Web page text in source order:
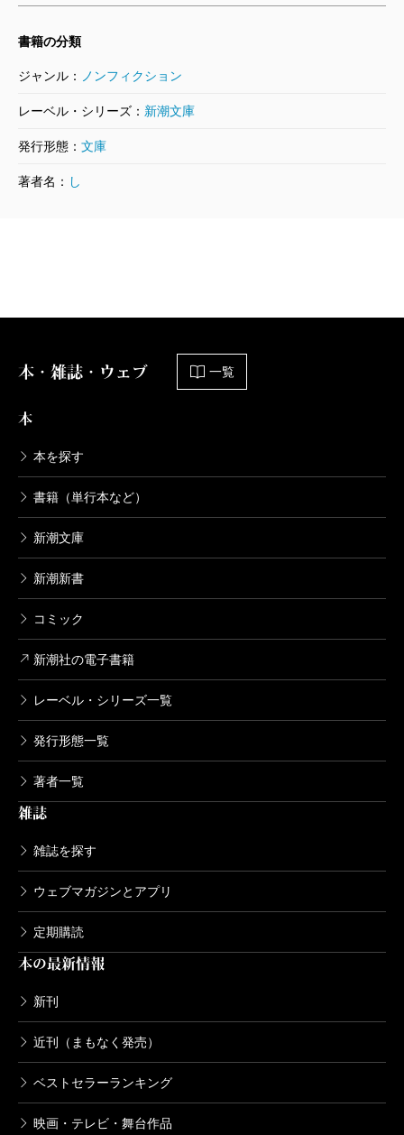
代を過ごさざるを得なかった、一人の人間の正直な感
慨（喜び、悲しみ、不安）が、みずみずしい文章で綴
られている。特に、大空襲前後の大阪・船場の様子を
描いた文章は、さすが未来の大作家、と思わせ、圧
（中略）
遠かった火の手がもうそこここに上りはじめた。必死
った。父も姉も稔（弟）も、私もみな綿のようにくた
くたになるまで活動した。しかし駄目だった。もはや
これまでと家を出んとした時、大きな火の粉を孕んだ
たつまきが巻き起った。店の窓ガラス、陳列の窓ガラ
スなどが破れた。思わずふとんをかぶり、身を伏せ
まさに、戦後七十年という節目の年にふさわしい内
容であり、山崎豊子から読者への貴重な贈り物と云え
るだろう。「戦争」に関する部分を抄録し二十一頁に
わたって掲載する。
『ガイドブック』編集作業中には、新資料に基づく発
見が、その他にも沢山あった。
た冒頭、違った結末が用意されていたこと、『
る一族』の最初のタイトル案は『華々しき一族』だっ
たこと、などなど。
ての独り立ちを決意させた
巨塔』では医療裁判の中身を綿密に検討したあとが窺
える進行表、『二つの祖国』では担当編集者に宛てた
などを掲載する。
書籍の分類
ジャンル： ノンフィクション
レーベル・シリーズ： 新潮文庫
発行形態： 文庫
著者名： し
本・雑誌・ウェブ 一覧
本
本を探す
書籍（単行本など）
新潮文庫
新潮新書
コミック
新潮社の電子書籍
レーベル・シリーズ一覧
発行形態一覧
著者一覧
雑誌
雑誌を探す
ウェブマガジンとアプリ
定期購読
本の最新情報
新刊
近刊（まもなく発売）
ベストセラーランキング
映画・テレビ・舞台作品